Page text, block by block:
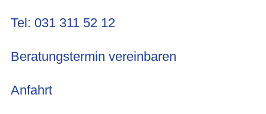
Tel: 031 311 52 12
Beratungstermin vereinbaren
Anfahrt